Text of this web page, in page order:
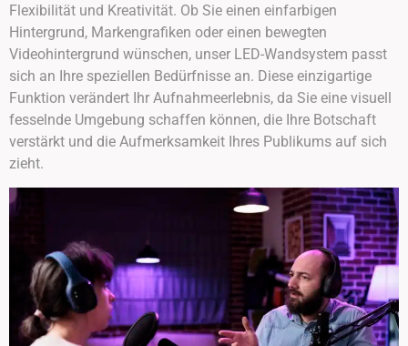
Flexibilität und Kreativität. Ob Sie einen einfarbigen
Hintergrund, Markengrafiken oder einen bewegten
Videohintergrund wünschen, unser LED-Wandsystem passt
sich an Ihre speziellen Bedürfnisse an. Diese einzigartige
Funktion verändert Ihr Aufnahmeerlebnis, da Sie eine visuell
fesselnde Umgebung schaffen können, die Ihre Botschaft
verstärkt und die Aufmerksamkeit Ihres Publikums auf sich
zieht.